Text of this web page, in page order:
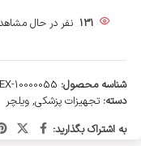
131 نفر در حال
شناسه محصول: EX-10000055
دسته: تجهیزات پزشکی, ویلچر
به اشتراک بگذارید: